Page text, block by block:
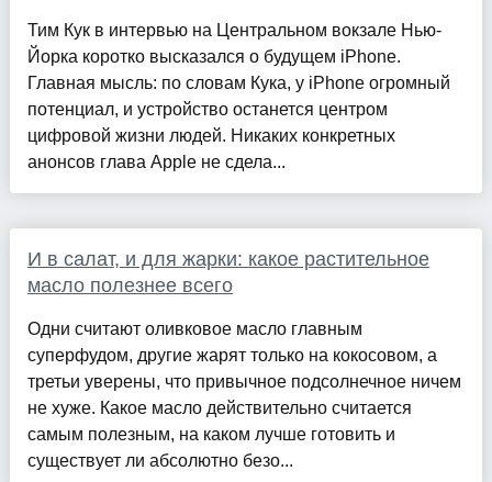
Тим Кук в интервью на Центральном вокзале Нью-
Йорка коротко высказался о будущем iPhone.
Главная мысль: по словам Кука, у iPhone огромный
потенциал, и устройство останется центром
цифровой жизни людей. Никаких конкретных
анонсов глава Apple не сдела...
И в салат, и для жарки: какое растительное
масло полезнее всего
Одни считают оливковое масло главным
суперфудом, другие жарят только на кокосовом, а
третьи уверены, что привычное подсолнечное ничем
не хуже. Какое масло действительно считается
самым полезным, на каком лучше готовить и
существует ли абсолютно безо...